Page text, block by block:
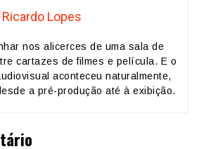
Ricardo Lopes
nos alicerces de uma sala de
cartazes de filmes e película. E o
aconteceu naturalmente,
a pré-produção até à exibição.